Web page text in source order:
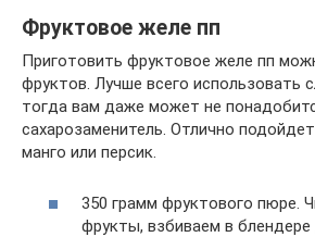
Фруктовое желе пп
Приготовить фруктовое желе пп
фруктов. Лучше всего использовать
тогда вам даже может не
сахарозаменитель. Отлично
манго или персик.
350 грамм фруктового пюре.
фрукты, взбиваем в